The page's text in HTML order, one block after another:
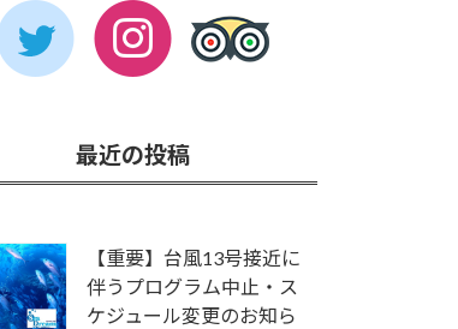
最近の投稿
【重要】台風13号接近に
伴うプログラム中止・ス
ケジュール変更のお知ら